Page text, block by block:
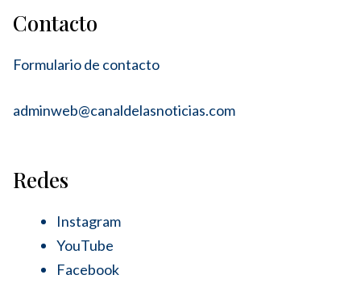
Contacto
Formulario de contacto
adminweb@canaldelasnoticias.com
Redes
Instagram
YouTube
Facebook